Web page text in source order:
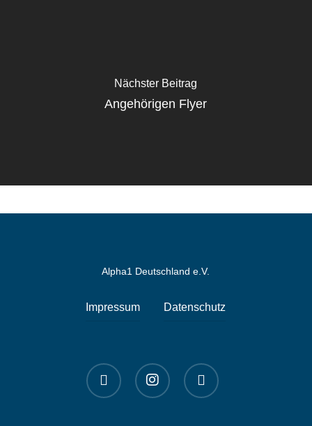
Nächster Beitrag
Angehörigen Flyer
Alpha1 Deutschland e.V.
Impressum Datenschutz
linkedin instagram spotify